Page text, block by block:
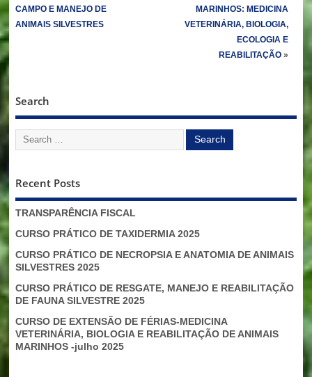
CAMPO E MANEJO DE
ANIMAIS SILVESTRES
MARINHOS: MEDICINA
VETERINÁRIA, BIOLOGIA,
ECOLOGIA E
REABILITAÇÃO»
Search
Recent Posts
TRANSPARÊNCIA FISCAL
CURSO PRÁTICO DE TAXIDERMIA 2025
CURSO PRÁTICO DE NECROPSIA E ANATOMIA DE ANIMAIS
SILVESTRES 2025
CURSO PRÁTICO DE RESGATE, MANEJO E REABILITAÇÃO
DE FAUNA SILVESTRE 2025
CURSO DE EXTENSÃO DE FÉRIAS-MEDICINA
VETERINÁRIA, BIOLOGIA E REABILITAÇÃO DE ANIMAIS
MARINHOS -julho 2025